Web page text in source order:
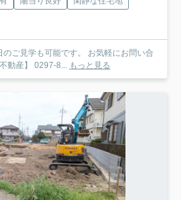
可能です。 お気軽にお問い合
ライズ不動産】 0297-8... もっと見る